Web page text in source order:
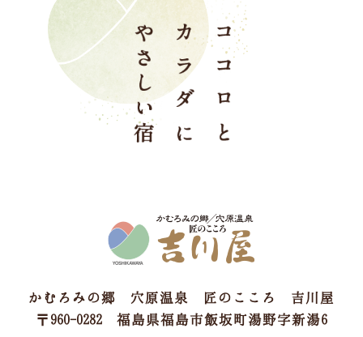
かむろみの郷 穴原温泉 匠のこころ 吉川屋
〒960-0282 福島県福島市飯坂町湯野字新湯6